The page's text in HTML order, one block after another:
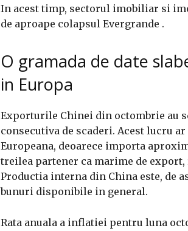
In acest timp, sectorul imobiliar si
de aproape colapsul Evergrande .
O gramada de date
in Europa
Exporturile Chinei din octombrie au
consecutiva de scaderi. Acest lucru
Europeana, deoarece importa
treilea partener ca marime de
Productia interna din China este, de
bunuri disponibile in general.
Rata anuala a inflatiei pentru luna